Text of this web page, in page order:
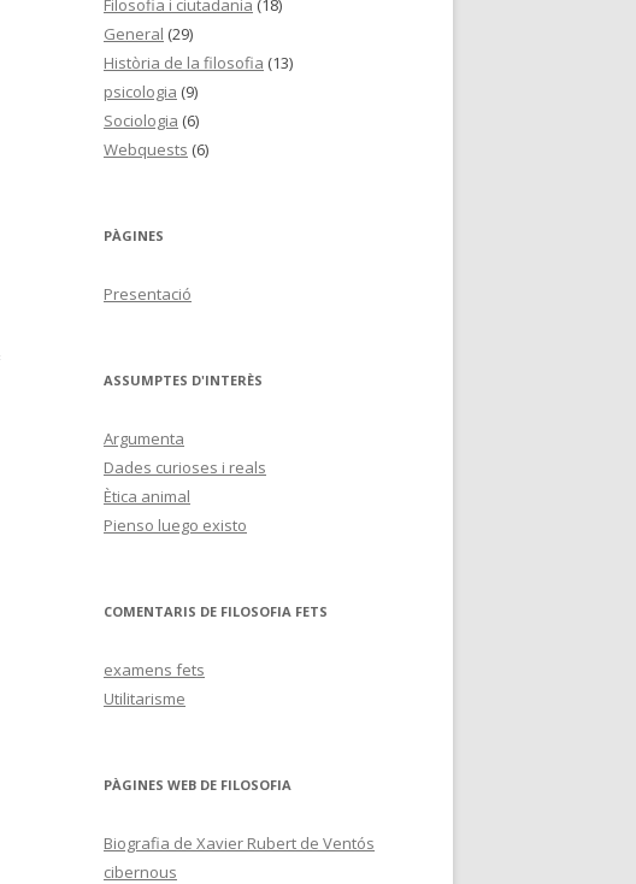
Filosofia i ciutadania (18)
General (29)
Història de la filosofia (13)
psicologia (9)
Sociologia (6)
Webquests (6)
PÀGINES
Presentació
ASSUMPTES D'INTERÈS
Argumenta
Dades curioses i reals
Ètica animal
Pienso luego existo
COMENTARIS DE FILOSOFIA FETS
examens fets
Utilitarisme
PÀGINES WEB DE FILOSOFIA
Biografia de Xavier Rubert de Ventós
cibernous